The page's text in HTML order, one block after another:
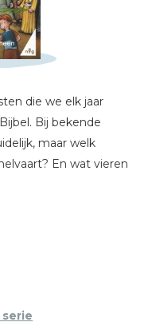
die we elk jaar
Bij bekende
maar welk
En wat vieren
feestdagen. Leuk en
meer informatie over
vind je ideeën om